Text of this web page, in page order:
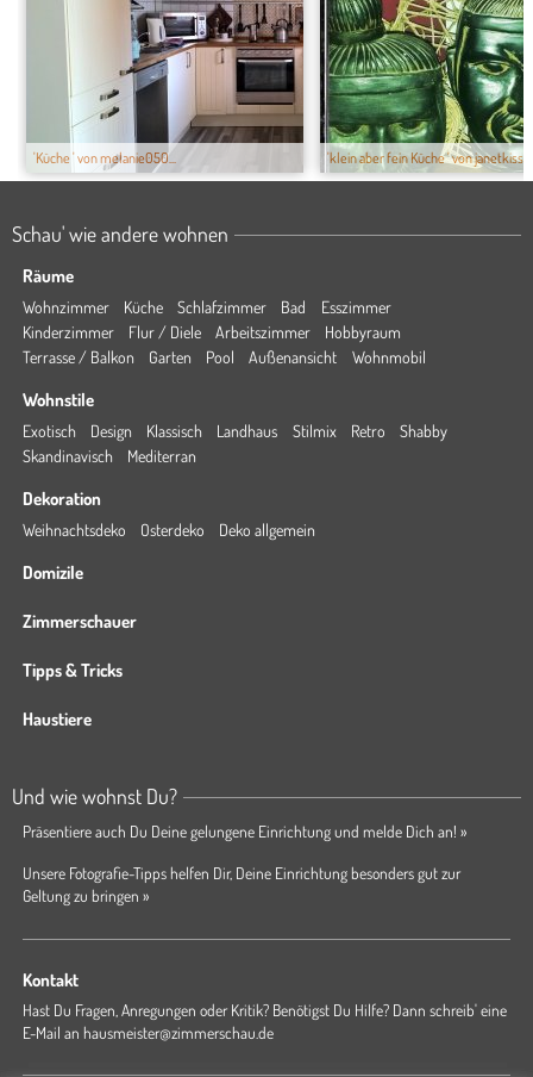
'Küche ' von melanie050... 'klein aber fein Küche ' von janetkiss
Schau' wie andere wohnen
Räume
Wohnzimmer Küche Schlafzimmer Bad
Esszimmer
Kinderzimmer
Flur / Diele Arbeitszimmer
Hobbyraum
Terrasse / Balkon
Garten Pool Außenansicht Wohnmobil
Wohnstile
Exotisch Design Klassisch Landhaus Stilmix Retro
Shabby
Skandinavisch
Mediterran
Dekoration
Weihnachtsdeko Osterdeko Deko allgemein
Domizile
Zimmerschauer
Tipps & Tricks
Haustiere
Und wie wohnst Du?
Präsentiere auch Du Deine gelungene Einrichtung und melde Dich an! »
Unsere Fotografie-Tipps helfen Dir, Deine Einrichtung besonders gut zur
Geltung zu bringen »
Kontakt
Hast Du Fragen, Anregungen oder Kritik? Benötigst Du Hilfe? Dann schreib' eine
E-Mail an hausmeister@zimmerschau.de